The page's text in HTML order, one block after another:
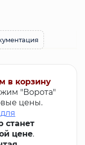
в корзину
"Ворота"
цены.
станет
цене.